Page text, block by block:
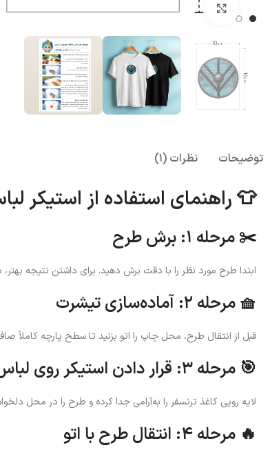
بزرگنمایی تصویر
توضیحات نظرات (1)
👕 راهنمای استفاده از استیکر
✂️ مرحله ۱: برش طرح
ابتدا طرح مورد نظر را با دقت برش دهید. برای داشتن نتیجه
🧺 مرحله ۲: آماده‌سازی تیشرت
قبل از انتقال طرح، محل چاپ را اتو بزنید تا سطح پارچه
🎯 مرحله ۳: قرار دادن استیکر روی لباس
لایه رویی کاغذ ترنسفر را به‌آرامی جدا کرده و طرح را در محل
🔥 مرحله ۴: انتقال طرح با اتو